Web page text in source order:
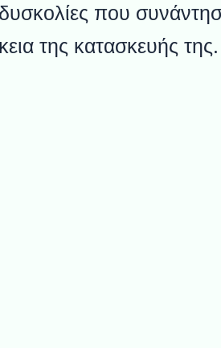
που
της κατασκευής της.